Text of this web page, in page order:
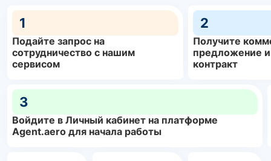
1
Подайте запрос на
сотрудничество с нашим
сервисом
2
Получите
предложение
контракт
3
Войдите в Личный кабинет на платформе
Agent.aero для начала работы